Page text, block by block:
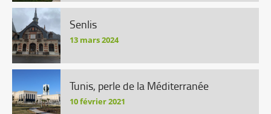
Senlis
13 mars 2024
Tunis, perle de la Méditerranée
10 février 2021